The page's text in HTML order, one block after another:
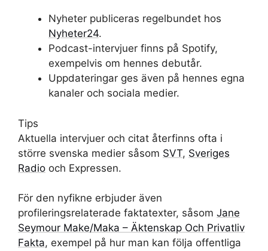
Nyheter publiceras regelbundet hos
Nyheter24.
Podcast-intervjuer finns på Spotify,
exempelvis om hennes debutår.
Uppdateringar ges även på hennes egna
kanaler och sociala medier.
Tips
Aktuella intervjuer och citat återfinns ofta i
större svenska medier såsom SVT, Sveriges
Radio och Expressen.
För den nyfikne erbjuder även
profileringsrelaterade faktatexter, såsom Jane
Seymour Make/Maka – Äktenskap Och Privatliv
Fakta, exempel på hur man kan följa offentliga